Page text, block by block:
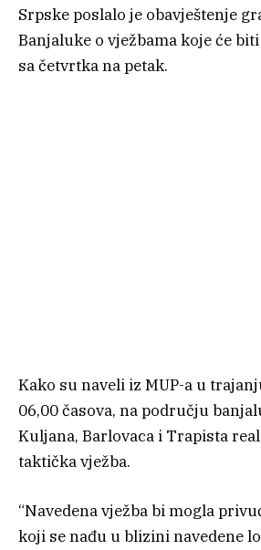
Srpske poslalo je obavještenje
Banjaluke o vježbama koje će
sa četvrtka na petak.
Kako su naveli iz MUP-a u
06,00 časova, na području
Kuljana, Barlovaca i Trapista
taktička vježba.
“Navedena vježba bi mogla
koji se nađu u blizini navedene